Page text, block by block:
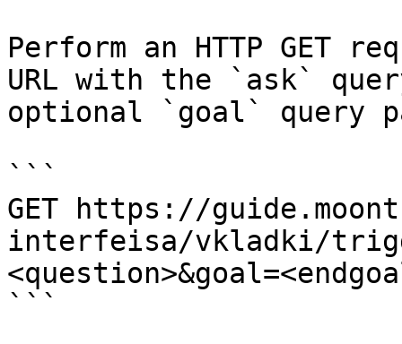
Perform an HTTP GET
URL with the `ask`
optional `goal` query
```
GET https://
interfeisa/vkladki/
```